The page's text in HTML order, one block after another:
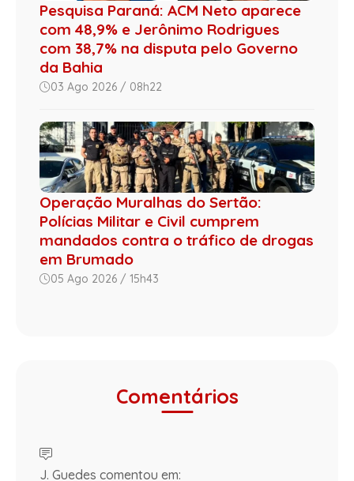
Pesquisa Paraná: ACM Neto aparece
com 48,9% e Jerônimo Rodrigues
com 38,7% na disputa pelo Governo
da Bahia
03 Ago 2026 / 08h22
Operação Muralhas do Sertão:
Polícias Militar e Civil cumprem
mandados contra o tráfico de drogas
em Brumado
05 Ago 2026 / 15h43
Comentários
J. Guedes comentou em: